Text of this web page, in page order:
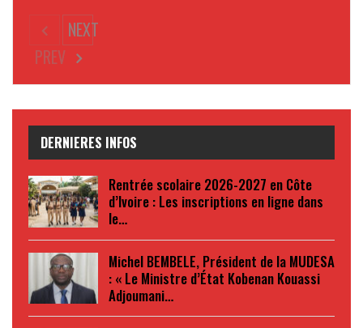
PREV
NEXT
DERNIERES INFOS
Rentrée scolaire 2026-2027 en Côte
d’Ivoire : Les inscriptions en ligne dans
le…
Michel BEMBELE, Président de la MUDESA
: « Le Ministre d’État Kobenan Kouassi
Adjoumani…